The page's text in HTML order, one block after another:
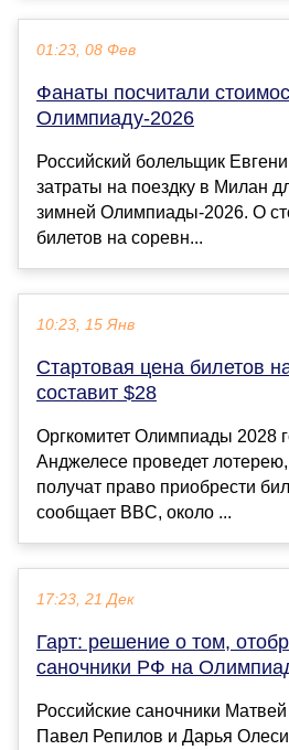
01:23, 08 Фев
Фанаты посчитали
Олимпиаду-2026
Российский болельщик
затраты на поездку в Милан
зимней Олимпиады-2026. О
билетов на соревн...
10:23, 15 Янв
Стартовая цена билетов
составит $28
Оргкомитет Олимпиады 2028
Анджелесе проведет
получат право приобрести
сообщает BBC, около ...
17:23, 21 Дек
Гарт: решение о том,
саночники РФ на
Российские саночники
Павел Репилов и Дарья